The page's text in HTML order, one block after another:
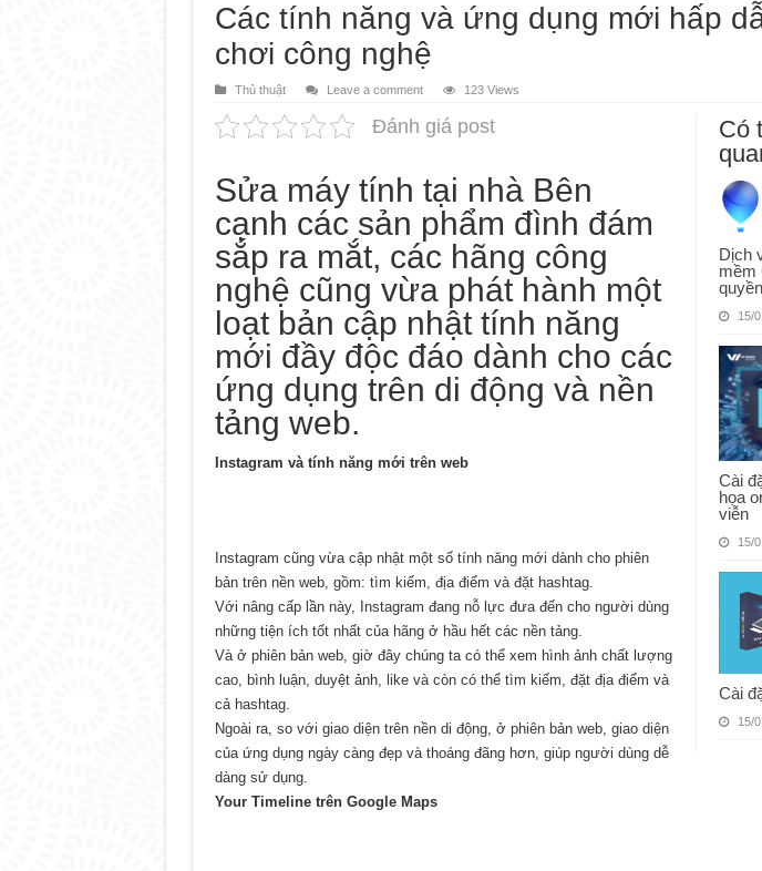
Các tính năng và ứng dụng mới hấp
chơi công nghệ
Thủ thuật Leave a comment 123 Views
Có
Dịch
mềm
quyền
15/
Cài
họa
viễn
15/
Cài
15/
Đánh giá post
Sửa máy tính tại nhàBên
cạnh các sản phẩm đình đám
sắp ra mắt, các hãng công
nghệ cũng vừa phát hành một
loạt bản cập nhật tính năng
mới đầy độc đáo dành cho các
ứng dụng trên di động và nền
tảng web.
Instagram và tính năng mới trên web
Instagram cũng vừa cập nhật một số tính năng mới dành cho phiên
bản trên nền web, gồm: tìm kiếm, địa điểm và đặt hashtag.
Với nâng cấp lần này, Instagram đang nỗ lực đưa đến cho người dùng
những tiện ích tốt nhất của hãng ở hầu hết các nền tảng.
Và ở phiên bản web, giờ đây chúng ta có thể xem hình ảnh chất lượng
cao, bình luận, duyệt ảnh, like và còn có thể tìm kiếm, đặt địa điểm và
cả hashtag.
Ngoài ra, so với giao diện trên nền di động, ở phiên bản web, giao diện
của ứng dụng ngày càng đẹp và thoáng đãng hơn, giúp người dùng dễ
dàng sử dụng.
Your Timeline trên Google Maps